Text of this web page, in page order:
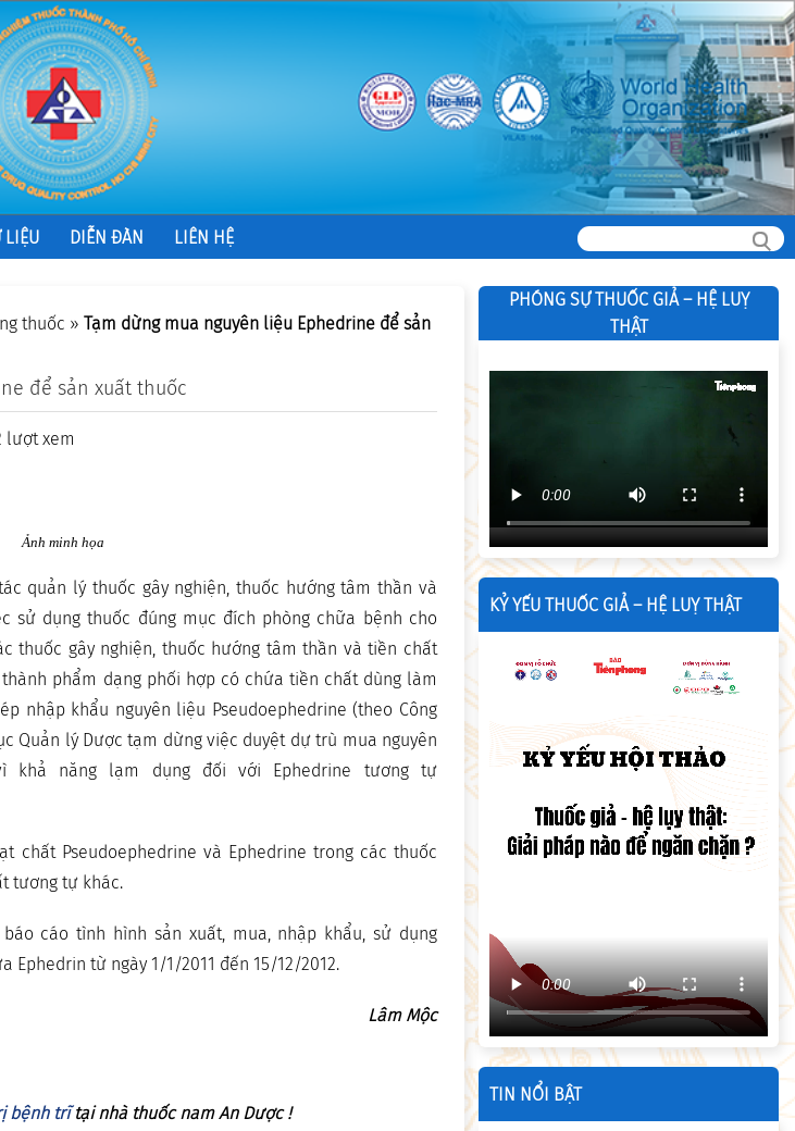
LIỆU DIỄN ĐÀN LIÊN HỆ
thuốc » Tạm dừng mua nguyên liệu Ephedrine để sản
để sản xuất thuốc
lượt xem
Ảnh minh họa
quản lý thuốc gây nghiện, thuốc hướng tâm thần và
sử dụng thuốc đúng mục đích phòng chữa bệnh cho
thuốc gây nghiện, thuốc hướng tâm thần và tiền chất
phẩm dạng phối hợp có chứa tiền chất dùng làm
nhập khẩu nguyên liệu Pseudoephedrine (theo Công
Quản lý Dược tạm dừng việc duyệt dự trù mua nguyên
khả năng lạm dụng đối với Ephedrine tương tự
chất Pseudoephedrine và Ephedrine trong các thuốc
tương tự khác.
cáo tình hình sản xuất, mua, nhập khẩu, sử dụng
từ ngày 1/1/2011 đến 15/12/2012.
Lâm Mộc
bệnh trĩtại nhà thuốc nam An Dược !
PHÓNG SỰ THUỐC GIẢ – HỆ LUỴ
THẬT
KỶ YẾU THUỐC GIẢ – HỆ LUỴ THẬT
TIN NỔI BẬT